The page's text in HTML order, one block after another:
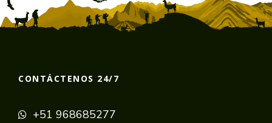
CONTÁCTENOS 24/7
+51 968685277